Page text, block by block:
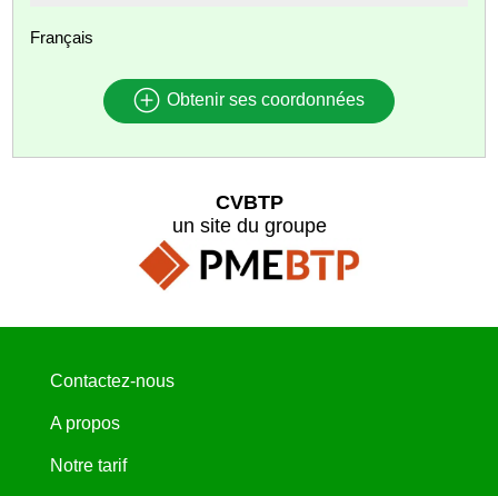
Français
Obtenir ses coordonnées
CVBTP
un site du groupe
Contactez-nous
A propos
Notre tarif